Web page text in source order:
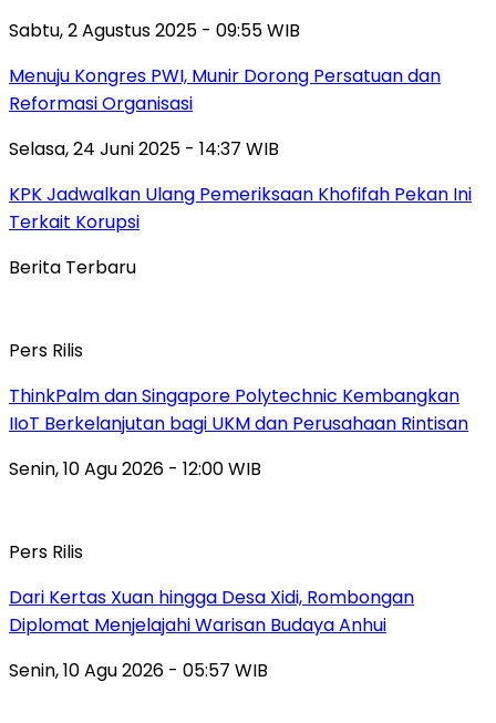
Sabtu, 2 Agustus 2025 - 09:55 WIB
Menuju Kongres PWI, Munir Dorong Persatuan dan
Reformasi Organisasi
Selasa, 24 Juni 2025 - 14:37 WIB
KPK Jadwalkan Ulang Pemeriksaan Khofifah Pekan Ini
Terkait Korupsi
Berita Terbaru
Pers Rilis
ThinkPalm dan Singapore Polytechnic Kembangkan
IIoT Berkelanjutan bagi UKM dan Perusahaan Rintisan
Senin, 10 Agu 2026 - 12:00 WIB
Pers Rilis
Dari Kertas Xuan hingga Desa Xidi, Rombongan
Diplomat Menjelajahi Warisan Budaya Anhui
Senin, 10 Agu 2026 - 05:57 WIB